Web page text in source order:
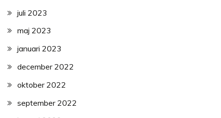
juli 2023
maj 2023
januari 2023
december 2022
oktober 2022
september 2022